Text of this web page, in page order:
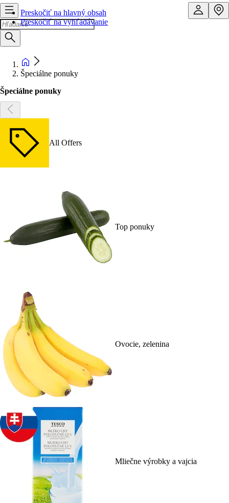
Preskočiť na hlavný obsah
Preskočiť na vyhľadávanie
Špeciálne ponuky
Špeciálne ponuky
All Offers
Top ponuky
Ovocie, zelenina
Mliečne výrobky a vajcia